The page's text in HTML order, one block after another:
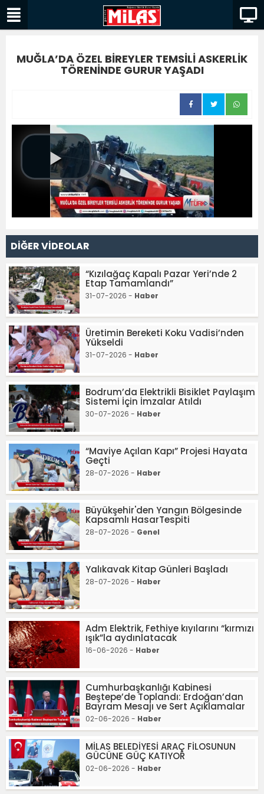
MUĞLA’DA ÖZEL BİREYLER TEMSİLİ ASKERLİK
TÖRENİNDE GURUR YAŞADI
DİĞER VİDEOLAR
“Kızılağaç Kapalı Pazar Yeri’nde 2
Etap Tamamlandı”
31-07-2026 - Haber
Üretimin Bereketi Koku Vadisi’nden
Yükseldi
31-07-2026 - Haber
Bodrum’da Elektrikli Bisiklet Paylaşım
Sistemi İçin İmzalar Atıldı
30-07-2026 - Haber
“Maviye Açılan Kapı” Projesi Hayata
Geçti
28-07-2026 - Haber
Büyükşehir'den Yangın Bölgesinde
Kapsamlı HasarTespiti
28-07-2026 - Genel
Yalıkavak Kitap Günleri Başladı
28-07-2026 - Haber
Adm Elektrik, Fethiye kıyılarını “kırmızı
ışık”la aydınlatacak
16-06-2026 - Haber
Cumhurbaşkanlığı Kabinesi
Beştepe’de Toplandı: Erdoğan’dan
Bayram Mesajı ve Sert Açıklamalar
02-06-2026 - Haber
MİLAS BELEDİYESİ ARAÇ FİLOSUNUN
GÜCÜNE GÜÇ KATIYOR
02-06-2026 - Haber